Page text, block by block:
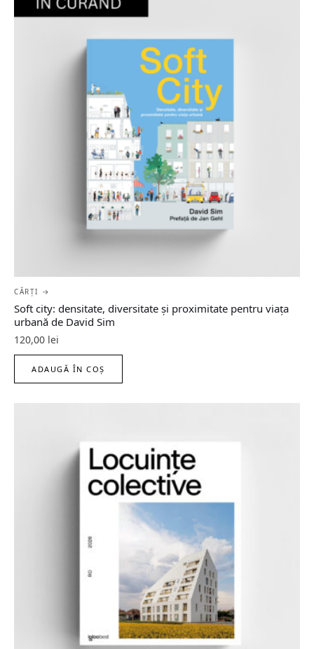
CĂRȚI →
Soft city: densitate, diversitate şi proximitate pentru viaţa
urbană de David Sim
120,00 lei
ADAUGĂ ÎN COȘ